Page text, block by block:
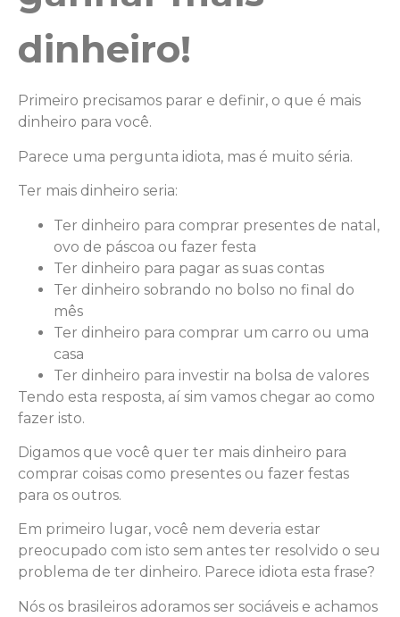
dinheiro!
Primeiro precisamos parar e definir, o que é mais
dinheiro para você.
Parece uma pergunta idiota, mas é muito séria.
Ter mais dinheiro seria:
Ter dinheiro para comprar presentes de natal,
ovo de páscoa ou fazer festa
Ter dinheiro para pagar as suas contas
Ter dinheiro sobrando no bolso no final do
mês
Ter dinheiro para comprar um carro ou uma
casa
Ter dinheiro para investir na bolsa de valores
Tendo esta resposta, aí sim vamos chegar ao como
fazer isto.
Digamos que você quer ter mais dinheiro para
comprar coisas como presentes ou fazer festas
para os outros.
Em primeiro lugar, você nem deveria estar
preocupado com isto sem antes ter resolvido o seu
problema de ter dinheiro. Parece idiota esta frase?
Nós os brasileiros adoramos ser sociáveis e achamos